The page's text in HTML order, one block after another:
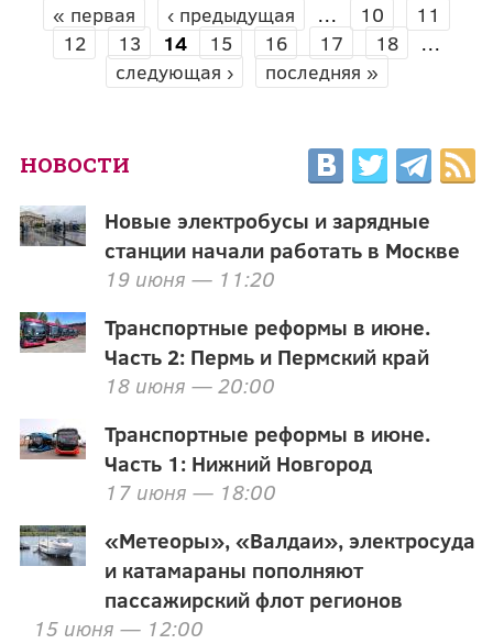
СТРАНИЦЫ
« первая ‹ предыдущая … 10
11
12
13 14 15 16 17 18
…
следующая ›
последняя »
НОВОСТИ
Новые электробусы и зарядные
станции начали работать в Москве
19 июня — 11:20
Транспортные реформы в июне.
Часть 2: Пермь и Пермский край
18 июня — 20:00
Транспортные реформы в июне.
Часть 1: Нижний Новгород
17 июня — 18:00
«Метеоры», «Валдаи», электросуда
и катамараны пополняют
пассажирский флот регионов
15 июня — 12:00